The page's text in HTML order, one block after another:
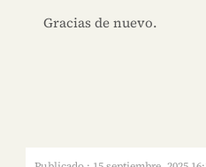
Gracias de nuevo.